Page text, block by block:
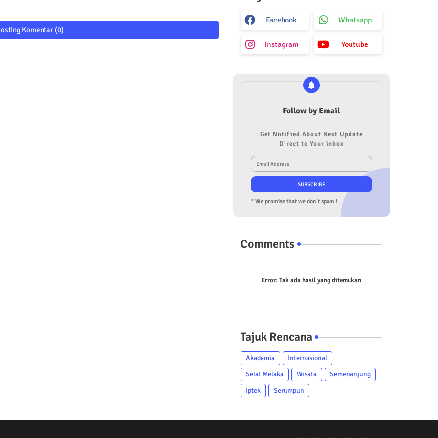
Komentar (0)
Facebook Whatsapp
Instagram Youtube
Follow by Email
Get Notified About Next Update
Direct to Your inbox
* We promise that we don't spam !
Comments
Error: Tak ada hasil yang ditemukan
Tajuk Rencana
Akademia
Internasional
Selat Melaka
Wisata
Semenanjung
Iptek
Serumpun